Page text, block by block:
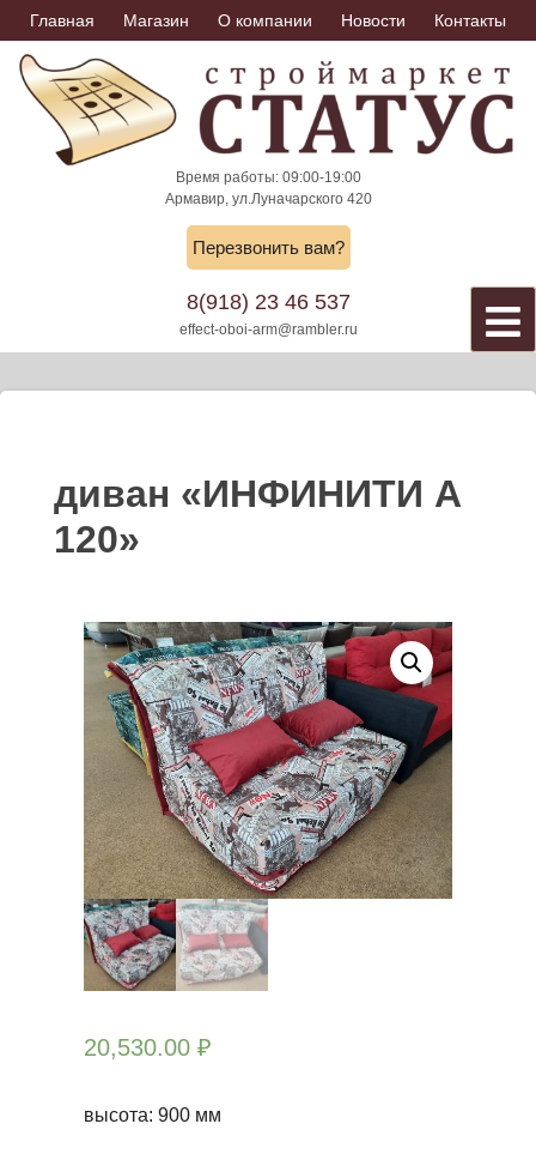
Skip
to
content
Главная Магазин О компании Новости Контакты
Время работы: 09:00-19:00
Армавир, ул.Луначарского 420
Перезвонить вам?
8(918) 23 46 537
effect-oboi-arm@rambler.ru
диван «ИНФИНИТИ А
120»
20,530.00 ₽
высота: 900 мм